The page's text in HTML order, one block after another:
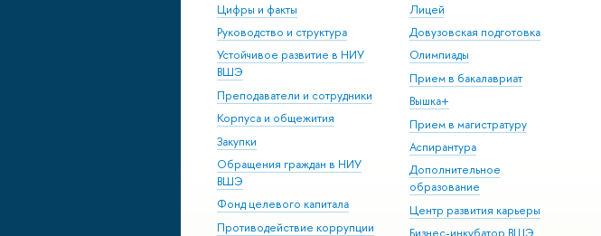
Цифры и факты
Руководство и структура
Устойчивое развитие в НИУ
ВШЭ
Преподаватели и сотрудники
Корпуса и общежития
Закупки
Обращения граждан в НИУ
ВШЭ
Фонд целевого капитала
Противодействие коррупции
Лицей
Довузовская подготовка
Олимпиады
Прием в бакалавриат
Вышка+
Прием в магистратуру
Аспирантура
Дополнительное
образование
Центр развития карьеры
Бизнес-инкубатор ВШЭ